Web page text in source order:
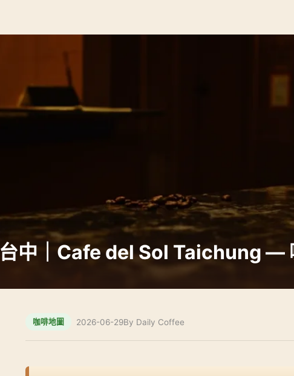
台中｜Cafe del Sol Taichung —
咖啡地圖 2026-06-29By Daily Coffee